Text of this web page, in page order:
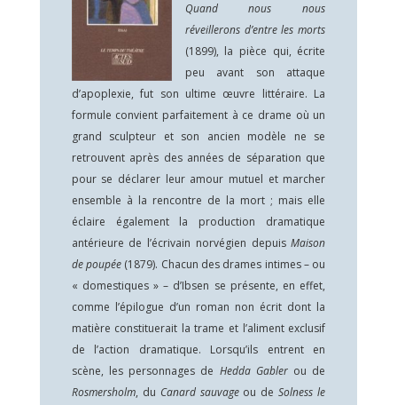
Quand nous nous
réveillerons d’entre les morts
(1899), la pièce qui, écrite
peu avant son attaque
d’apoplexie, fut son ultime œuvre littéraire. La
formule convient parfaitement à ce drame où un
grand sculpteur et son ancien modèle ne se
retrouvent après des années de séparation que
pour se déclarer leur amour mutuel et marcher
ensemble à la rencontre de la mort ; mais elle
éclaire également la production dramatique
antérieure de l’écrivain norvégien depuisMaison
de poupée(1879). Chacun des drames intimes – ou
« domestiques » – d’Ibsen se présente, en effet,
comme l’épilogue d’un roman non écrit dont la
matière constituerait la trame et l’aliment exclusif
de l’action dramatique. Lorsqu’ils entrent en
scène, les personnages de Hedda Gablerou de
Rosmersholm, du Canard sauvageou deSolness le